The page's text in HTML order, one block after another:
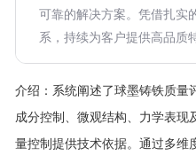
可靠的解决方案。凭借扎实
系，持续为客户提供高品质
介绍： 系统阐述了球墨铸铁质量
成分控制、微观结构、力学表现
量控制提供技术依据。通过多维